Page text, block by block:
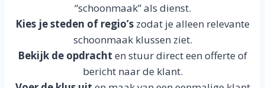
“schoonmaak” als dienst.
Kies je steden of regio’s zodat je alleen relevante
schoonmaak klussen ziet.
Bekijk de opdracht en stuur direct een offerte of
bericht naar de klant.